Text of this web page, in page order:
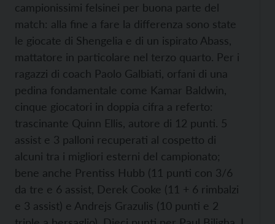
campionissimi felsinei per buona parte del
match: alla fine a fare la differenza sono state
le giocate di Shengelia e di un ispirato Abass,
mattatore in particolare nel terzo quarto. Per i
ragazzi di coach Paolo Galbiati, orfani di una
pedina fondamentale come Kamar Baldwin,
cinque giocatori in doppia cifra a referto:
trascinante Quinn Ellis, autore di 12 punti. 5
assist e 3 palloni recuperati al cospetto di
alcuni tra i migliori esterni del campionato;
bene anche Prentiss Hubb (11 punti con 3/6
da tre e 6 assist, Derek Cooke (11 + 6 rimbalzi
e 3 assist) e Andrejs Grazulis (10 punti e 2